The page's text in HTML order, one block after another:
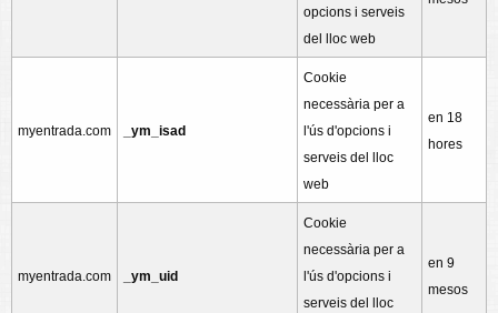
opcions i serveis
del lloc web
myentrada.com _ym_isad
Cookie
necessària per a
l'ús d'opcions i
serveis del lloc
web
en 18
hores
myentrada.com _ym_uid
Cookie
necessària per a
l'ús d'opcions i
serveis del lloc
en 9
mesos